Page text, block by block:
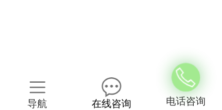
导航 在线咨询 电话咨询